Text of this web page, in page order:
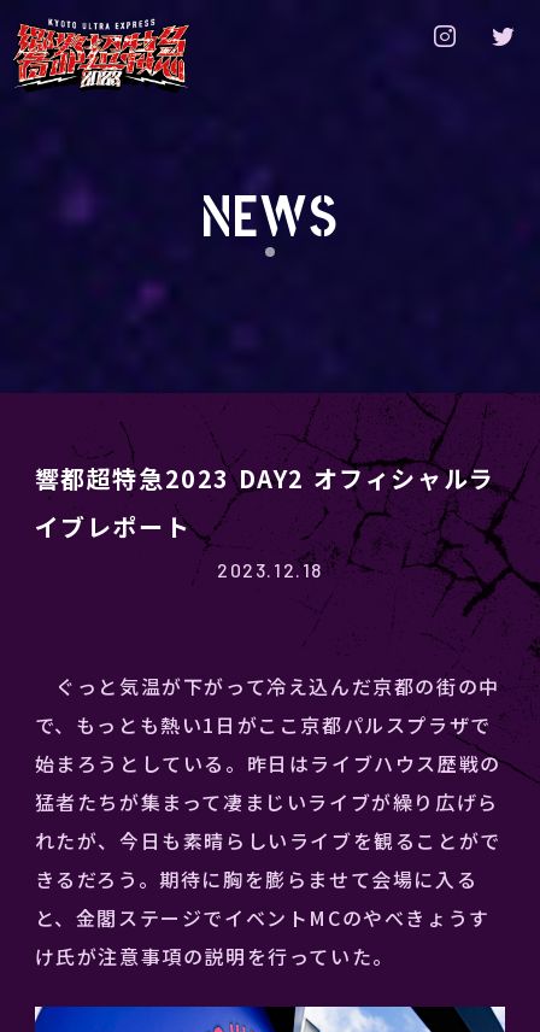
NEWS
響都超特急2023 DAY2 オフィシャルラ
イブレポート
2023.12.18
ぐっと気温が下がって冷え込んだ京都の街の中
で、もっとも熱い1日がここ京都パルスプラザで
始まろうとしている。昨日はライブハウス歴戦の
猛者たちが集まって凄まじいライブが繰り広げら
れたが、今日も素晴らしいライブを観ることがで
きるだろう。期待に胸を膨らませて会場に入る
と、金閣ステージでイベントMCのやべきょうす
け氏が注意事項の説明を行っていた。